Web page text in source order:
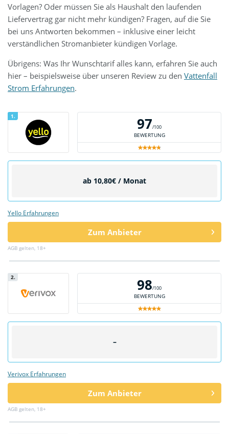
Vorlagen? Oder müssen Sie als Haushalt den laufenden
Liefervertrag gar nicht mehr kündigen? Fragen, auf die Sie
bei uns Antworten bekommen – inklusive einer leicht
verständlichen Stromanbieter kündigen Vorlage.
Übrigens: Was Ihr Wunschtarif alles kann, erfahren Sie auch
hier – beispielsweise über unseren Review zu den Vattenfall
Strom Erfahrungen.
1. 97/100
BEWERTUNG
ab 10,80€ / Monat
Yello Erfahrungen
Zum Anbieter
AGB gelten, 18+
2. 98/100
BEWERTUNG
–
Verivox Erfahrungen
Zum Anbieter
AGB gelten, 18+